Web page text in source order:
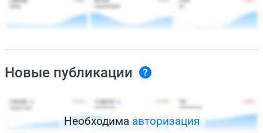
Новые публикации
Необходима авторизация